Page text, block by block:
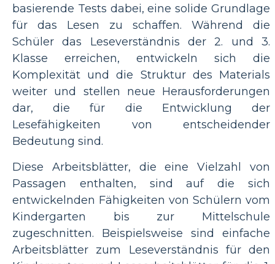
basierende Tests dabei, eine solide Grundlage
für das Lesen zu schaffen. Während die
Schüler das Leseverständnis der 2. und 3.
Klasse erreichen, entwickeln sich die
Komplexität und die Struktur des Materials
weiter und stellen neue Herausforderungen
dar, die für die Entwicklung der
Lesefähigkeiten von entscheidender
Bedeutung sind.
Diese Arbeitsblätter, die eine Vielzahl von
Passagen enthalten, sind auf die sich
entwickelnden Fähigkeiten von Schülern vom
Kindergarten bis zur Mittelschule
zugeschnitten. Beispielsweise sind einfache
Arbeitsblätter zum Leseverständnis für den